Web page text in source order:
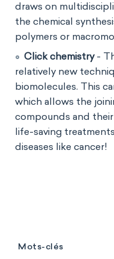
draws on
the chemical
polymers or
Click chemistry-
relatively new
biomolecules. This
which allows the
compounds and
life-saving
diseases like cancer!
Mots-clés